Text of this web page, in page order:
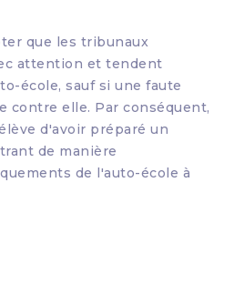
que les tribunaux
attention et tendent
école, sauf si une faute
contre elle. Par conséquent,
d'avoir préparé un
de manière
de l'auto-école à